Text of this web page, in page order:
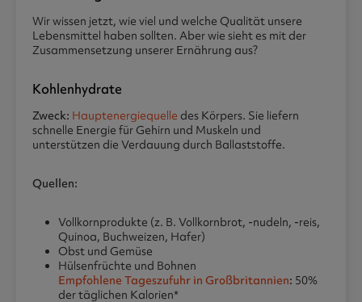
Wir wissen jetzt, wie viel und welche Qualität unsere
Lebensmittel haben sollten. Aber wie sieht es mit der
Zusammensetzung unserer Ernährung aus?
Kohlenhydrate
Zweck: Hauptenergiequelle des Körpers. Sie liefern
schnelle Energie für Gehirn und Muskeln und
unterstützen die Verdauung durch Ballaststoffe.
Quellen:
Vollkornprodukte (z. B. Vollkornbrot, -nudeln, -reis,
Quinoa, Buchweizen, Hafer)
Obst und Gemüse
Hülsenfrüchte und Bohnen
Empfohlene Tageszufuhr in Großbritannien: 50%
der täglichen Kalorien*